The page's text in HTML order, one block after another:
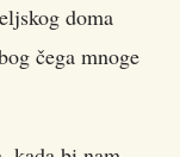
doma
čega mnoge